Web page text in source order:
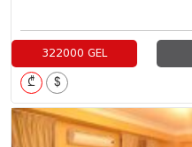
322000 GEL
₾ $